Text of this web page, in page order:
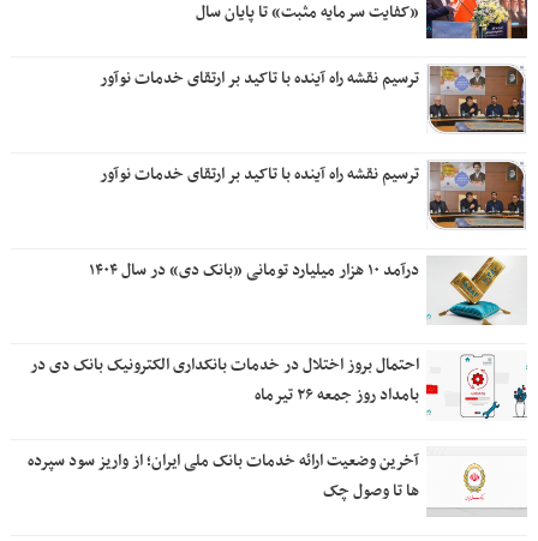
«کفایت سرمایه مثبت» تا پایان سال
ترسیم نقشه راه آینده با تاکید بر ارتقای خدمات نوآور
ترسیم نقشه راه آینده با تاکید بر ارتقای خدمات نوآور
درآمد ۱۰ هزار میلیارد تومانی «بانک دی» در سال ۱۴۰۴
احتمال بروز اختلال در خدمات بانکداری الکترونیک بانک دی در
بامداد روز جمعه ۲۶ تیرماه
آخرین وضعیت ارائه خدمات بانک ملی ایران؛ از واریز سود سپرده
ها تا وصول چک